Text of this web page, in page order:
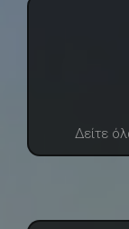
Δείτε